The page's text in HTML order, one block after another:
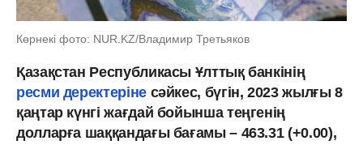
Көрнекі фото: NUR.KZ/Владимир Третьяков
Қазақстан Республикасы Ұлттық банкінің
ресми деректерінесәйкес, бүгін, 2023 жылғы 8
қаңтар күнгі жағдай бойынша теңгенің
долларға шаққандағы бағамы – 463.31 (+0.00),